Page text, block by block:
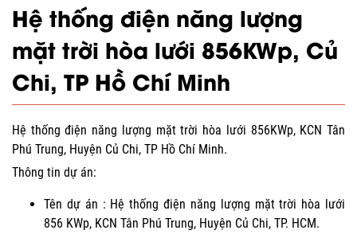
Hệ thống điện năng lượng
mặt trời hòa lưới 856KWp, Củ
Chi, TP Hồ Chí Minh
Hệ thống điện năng lượng mặt trời hòa lưới 856KWp, KCN Tân
Phú Trung, Huyện Củ Chi, TP Hồ Chí Minh.
Thông tin dự án:
Tên dự án : Hệ thống điện năng lượng mặt trời hòa lưới
856 KWp, KCN Tân Phú Trung, Huyện Củ Chi, TP. HCM.